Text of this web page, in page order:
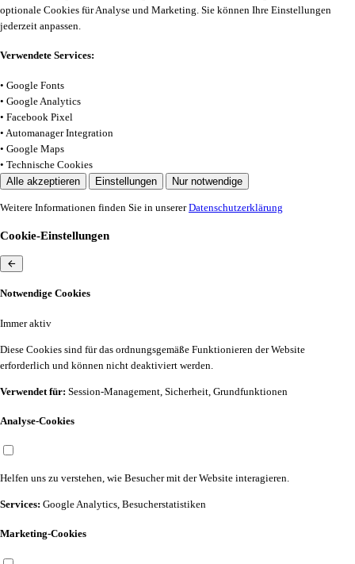
optionale Cookies für Analyse und Marketing. Sie können Ihre Einstellungen
jederzeit anpassen.
Verwendete Services:
• Google Fonts
• Google Analytics
• Facebook Pixel
• Automanager Integration
• Google Maps
• Technische Cookies
Alle akzeptieren
Einstellungen Nur notwendige
Weitere Informationen finden Sie in unsererDatenschutzerklärung
Cookie-Einstellungen
Notwendige Cookies
Immer aktiv
Diese Cookies sind für das ordnungsgemäße Funktionieren der Website
erforderlich und können nicht deaktiviert werden.
Verwendet für: Session-Management, Sicherheit, Grundfunktionen
Analyse-Cookies
Helfen uns zu verstehen, wie Besucher mit der Website interagieren.
Services: Google Analytics, Besucherstatistiken
Marketing-Cookies